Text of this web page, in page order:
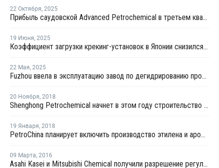
22 Октября, 2025
Прибыль саудовской Advanced Petrochemical в третьем квартале выросла на 56,5%
19 Июня, 2025
Коэффициент загрузки крекинг-установок в Японии снизился до 76,8% в мае
22 Мая, 2025
Fuzhou ввела в эксплуатацию завод по дегидрированию пропана мощностью 900 тысяч тонн
20 Ноября, 2018
Shenghong Petrochemical начнет в этом году строительство нефтекомплекса в Ляньюньгане
19 Января, 2018
PetroChina планирует включить производство этилена и ароматики в проект нового НПЗ в Цзеян
09 Марта, 2016
Asahi Kasei и Mitsubishi Chemical получили разрешение регуляторов на СП в Мицушиме